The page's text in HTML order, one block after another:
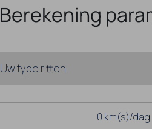
Berekening
0 km(s)/dag